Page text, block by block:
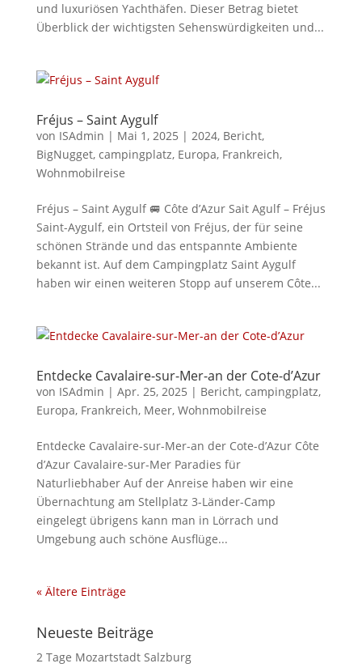
und luxuriösen Yachthäfen. Dieser Betrag bietet
Überblick der wichtigsten Sehenswürdigkeiten und...
Fréjus – Saint Aygulf
von ISAdmin | Mai 1, 2025 | 2024, Bericht,
BigNugget, campingplatz, Europa, Frankreich,
Wohnmobilreise
Fréjus – Saint Aygulf 🚐 Côte d’Azur Sait Agulf – Fréjus
Saint-Aygulf, ein Ortsteil von Fréjus, der für seine
schönen Strände und das entspannte Ambiente
bekannt ist. Auf dem Campingplatz Saint Aygulf
haben wir einen weiteren Stopp auf unserem Côte...
Entdecke Cavalaire-sur-Mer-an der Cote-d’Azur
von ISAdmin | Apr. 25, 2025 | Bericht, campingplatz,
Europa, Frankreich, Meer, Wohnmobilreise
Entdecke Cavalaire-sur-Mer-an der Cote-d’Azur Côte
d’Azur Cavalaire-sur-Mer Paradies für
Naturliebhaber Auf der Anreise haben wir eine
Übernachtung am Stellplatz 3-Länder-Camp
eingelegt übrigens kann man in Lörrach und
Umgebung auch schöne Ausflüge...
« Ältere Einträge
Neueste Beiträge
2 Tage Mozartstadt Salzburg